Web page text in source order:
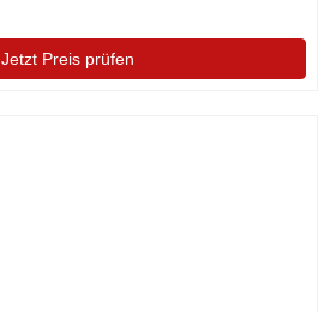
Jetzt Preis prüfen